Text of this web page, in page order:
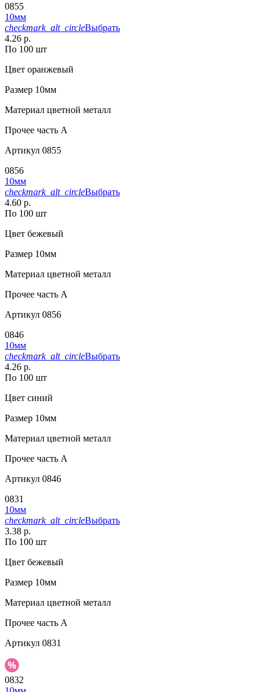
0855
10мм
checkmark_alt_circleВыбрать
4.26 р.
По 100 шт
Цвет оранжевый
Размер 10мм
Материал цветной металл
Прочее часть A
Артикул 0855
0856
10мм
checkmark_alt_circleВыбрать
4.60 р.
По 100 шт
Цвет бежевый
Размер 10мм
Материал цветной металл
Прочее часть A
Артикул 0856
0846
10мм
checkmark_alt_circleВыбрать
4.26 р.
По 100 шт
Цвет синий
Размер 10мм
Материал цветной металл
Прочее часть A
Артикул 0846
0831
10мм
checkmark_alt_circleВыбрать
3.38 р.
По 100 шт
Цвет бежевый
Размер 10мм
Материал цветной металл
Прочее часть A
Артикул 0831
0832